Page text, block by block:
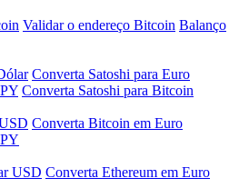
Validar o endereço Bitcoin Balanço
Converta Satoshi para Euro
Converta Satoshi para Bitcoin
Converta Bitcoin em Euro
USD Converta Ethereum em Euro